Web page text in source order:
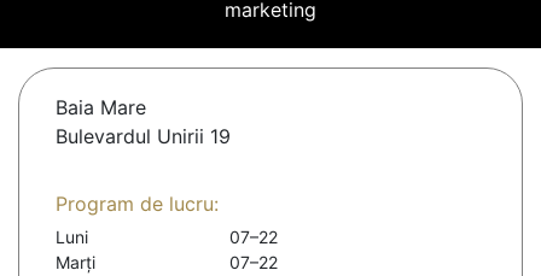
marketing
Baia Mare
Bulevardul Unirii 19
Program de lucru:
Luni
07–22
Marți
07–22